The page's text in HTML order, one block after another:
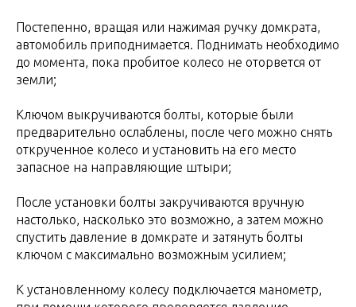
Постепенно, вращая или нажимая ручку домкрата,
автомобиль приподнимается. Поднимать необходимо
до момента, пока пробитое колесо не оторвется от
земли;
Ключом выкручиваются болты, которые были
предварительно ослаблены, после чего можно снять
открученное колесо и установить на его место
запасное на направляющие штыри;
После установки болты закручиваются вручную
настолько, насколько это возможно, а затем можно
спустить давление в домкрате и затянуть болты
ключом с максимально возможным усилием;
К установленному колесу подключается манометр,